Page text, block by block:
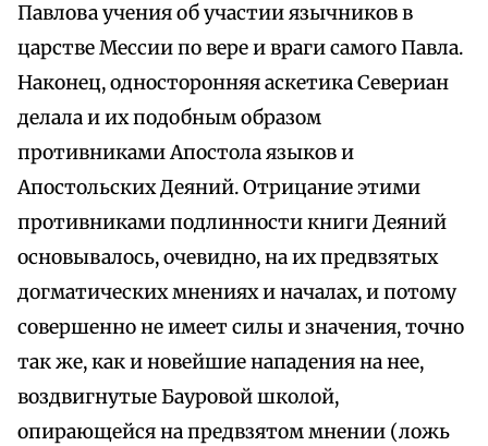
Павлова учения об участии язычников в
царстве Мессии по вере и враги самого Павла.
Наконец, односторонняя аскетика Севериан
делала и их подобным образом
противниками Апостола языков и
Апостольских Деяний. Отрицание этими
противниками подлинности книги Деяний
основывалось, очевидно, на их предвзятых
догматических мнениях и началах, и потому
совершенно не имеет силы и значения, точно
так же, как и новейшие нападения на нее,
воздвигнутые Бауровой школой,
опирающейся на предвзятом мнении (ложь